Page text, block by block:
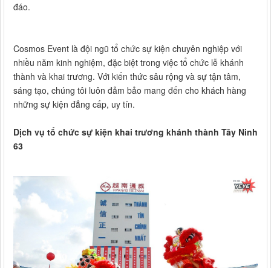
đáo.
Cosmos Event là đội ngũ tổ chức sự kiện chuyên nghiệp với
nhiều năm kinh nghiệm, đặc biệt trong việc tổ chức lễ khánh
thành và khai trương. Với kiến thức sâu rộng và sự tận tâm,
sáng tạo, chúng tôi luôn đảm bảo mang đến cho khách hàng
những sự kiện đẳng cấp, uy tín.
Dịch vụ tổ chức sự kiện khai trương khánh thành Tây Ninh
63